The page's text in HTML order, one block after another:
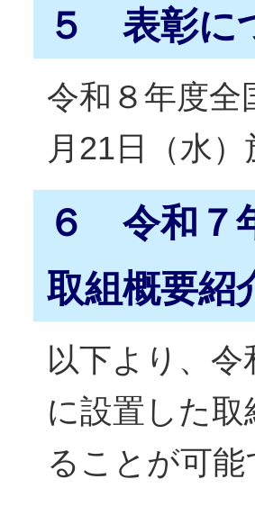
５ 表彰に
令和８年度全
月21日（水
６ 令和７
取組概要紹
以下より、
に設置した
ることが可